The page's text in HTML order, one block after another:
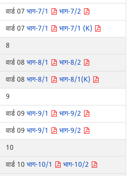
वार्ड 07 भाग-7/1
भाग-7/2
वार्ड 07 भाग-7/1
भाग-7/1 (K)
8
वार्ड 08 भाग-8/1
भाग-8/2
वार्ड 08 भाग-8/1
भाग-8/1(K)
9
वार्ड 09 भाग-9/1
भाग-9/2
वार्ड 09 भाग-9/1
भाग-9/2
10
वार्ड 10 भाग-10/1
भाग-10/2